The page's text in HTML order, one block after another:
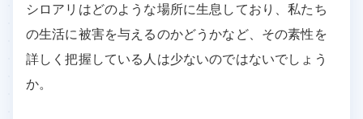
シロアリはどのような場所に生息しており、私たち
の生活に被害を与えるのかどうかなど、その素性を
詳しく把握している人は少ないのではないでしょう
か。